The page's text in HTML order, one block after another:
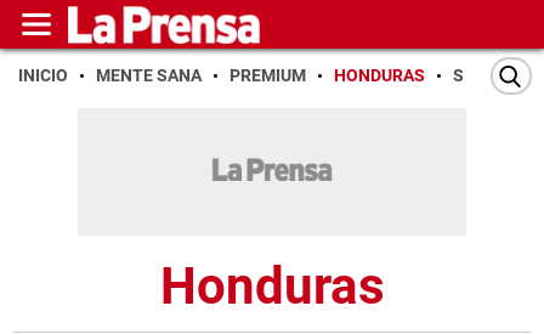
INICIO MENTE SANA PREMIUM HONDURAS SAN PEDRO
Honduras